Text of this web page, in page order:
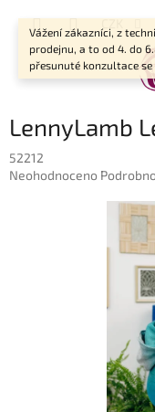
Vážení zákazníci, z
prodejnu, a to od 4. do
přesunuté konzultace
CZK
LennyLamb
52212
Průměrné
Neohodnoceno